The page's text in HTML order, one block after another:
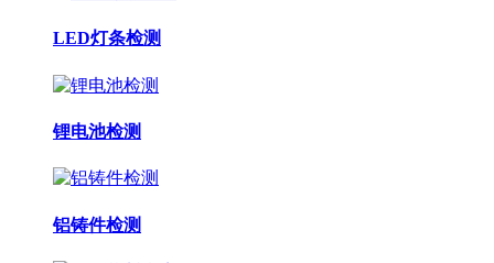
LED灯条检测
锂电池检测
铝铸件检测